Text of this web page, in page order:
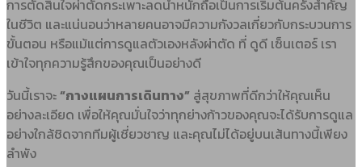
การตัดสินใจผ่าตัดกระเพาะลดน้ำหนักถือเป็นการเริ่มต้นครั้งสำคัญ
ในชีวิต และแน่นอนว่าหลายคนอาจมีความกังวลเกี่ยวกับกระบวนการ
ขั้นตอน หรือแม้แต่การดูแลตัวเองหลังผ่าตัด ที่ ดูดี เซ็นเตอร์ เรา
เข้าใจทุกความรู้สึกของคุณเป็นอย่างดี
วันนี้เราจะ“กางแผนการเดินทาง” สู่สุขภาพที่ดีกว่าให้คุณเห็น
อย่างละเอียด เพื่อให้คุณมั่นใจว่าทุกย่างก้าวของคุณจะได้รับการดูแล
อย่างใกล้ชิดจากทีมผู้เชี่ยวชาญ และคุณไม่ได้อยู่บนเส้นทางนี้เพียง
ลำพัง